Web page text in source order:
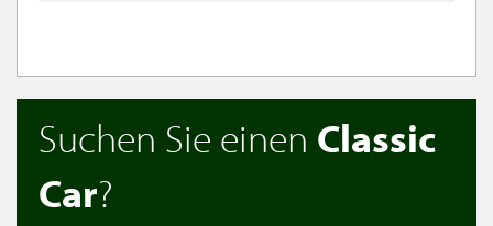
Suchen Sie einen Classic
Car?